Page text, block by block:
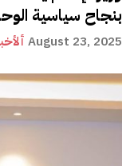
بنجاح سياسية
August 23, 2025